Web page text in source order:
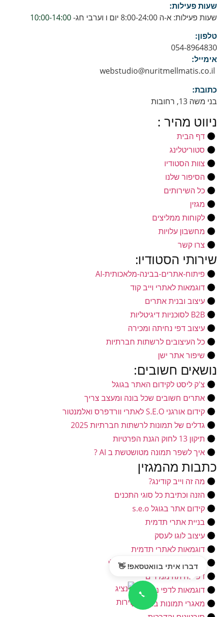
שעות פעילות:
שעות פעילות: א-ה 8:00-24:00 יום ו וערבי חג-
10:00-14:00
טלפון:
054-8964830
אימייל:
כתובת:
בני משה 13, רחובות
ניווט מהיר :
דף הבית
סטוריטלינג
צוות הסטודיו
הסיפור שלנו
כל השירותים
מגזין
לקוחות ממליצים
מחשבון עלויות
צרו קשר
שירותי הסטודיו:
פיתוח-אתרים-בבינה-מלאכותית-AI
דוגמאות לאתרי וייב קוד
עיצוב ובנית אתרים
B2B לסוכניות דיגיטליות
עיצוב דפי נחיתה ומכירה
כל העיצובים לרשתות חברתיות
שיפור אתר ישן
נושאים חשובים:
צ'ק ליסט לקידום האתר בגוגל
אתרים חשובים שכל בונה ומעצב צריך
קידום אורגני S.E.O לאתרי וורדפרס ואלמנטור
גדלים של תמונות לרשתות חברתיות 2025
תיקון 13 לחוק הגנת הפרטיות
איך לשפר תמונה מטושטשת ב AI ?
כתבות מהמגזין
מה זה וייב קודינג?
הזנה וכתיבת כל סוגי התכנים
קידום אתר בגוגל s.e.o
בניית אתרי תדמית
עיצוב לוגו לעסק
דוגמאות לאתרי תדמית
דוגמאות לכרטיס ביקור דיגיטלי
דפי נחיתה ממירים
דוגמאות לדפי נחיתה
מאגרי תמונות בתשלום
דברו איתי בוואטסאפ! 👋